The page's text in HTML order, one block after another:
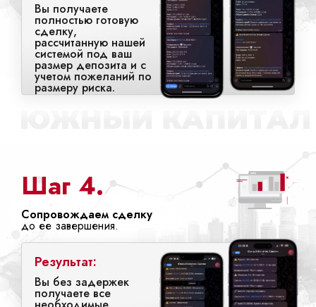
Вы получаете
полностью готовую
сделку,
рассчитанную нашей
системой под ваш
размер депозита и с
учетом пожеланий по
размеру риска.
Шаг 4.
Сопровождаем сделку
до ее завершения.
Результат:
Вы без задержек
получаете все